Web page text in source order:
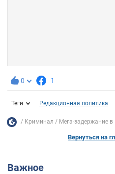
0 1
Теги Редакционная политика
Криминал Мега-задержание в
Вернуться на
Важное